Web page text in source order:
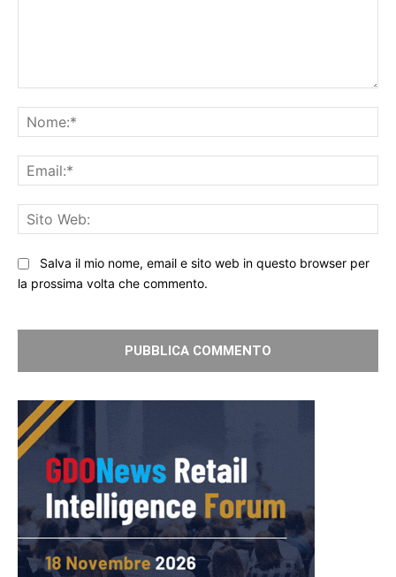
Salva il mio nome, email e sito web in questo browser per
la prossima volta che commento.